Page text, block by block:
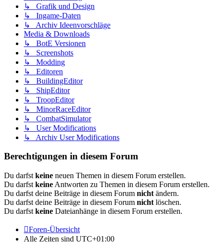
↳ Grafik und Design
↳ Ingame-Daten
↳ Archiv Ideenvorschläge
Media & Downloads
↳ BotE Versionen
↳ Screenshots
↳ Modding
↳ Editoren
↳ BuildingEditor
↳ ShipEditor
↳ TroopEditor
↳ MinorRaceEditor
↳ CombatSimulator
↳ User Modifications
↳ Archiv User Modifications
Berechtigungen in diesem Forum
Du darfst keine neuen Themen in diesem Forum erstellen.
Du darfst keine Antworten zu Themen in diesem Forum erstellen.
Du darfst deine Beiträge in diesem Forum nicht ändern.
Du darfst deine Beiträge in diesem Forum nicht löschen.
Du darfst keine Dateianhänge in diesem Forum erstellen.
Foren-Übersicht
Alle Zeiten sind UTC+01:00